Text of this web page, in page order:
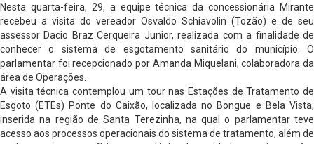
Nesta quarta-feira, 29, a equipe técnica da concessionária Mirante
recebeu a visita do vereador Osvaldo Schiavolin (Tozão) e de seu
assessor Dacio Braz Cerqueira Junior, realizada com a finalidade de
conhecer o sistema de esgotamento sanitário do município. O
parlamentar foi recepcionado por Amanda Miquelani, colaboradora da
área de Operações.
A visita técnica contemplou um tour nas Estações de Tratamento de
Esgoto (ETEs) Ponte do Caixão, localizada no Bongue e Bela Vista,
inserida na região de Santa Terezinha, na qual o parlamentar teve
acesso aos processos operacionais do sistema de tratamento, além de